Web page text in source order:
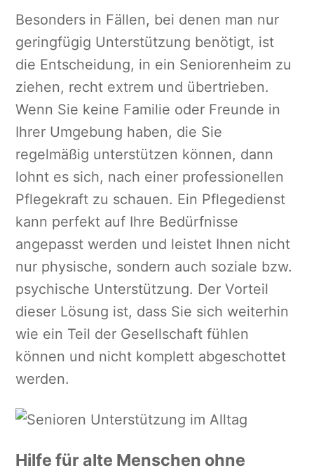
Besonders in Fällen, bei denen man nur
geringfügig Unterstützung benötigt, ist
die Entscheidung, in ein Seniorenheim zu
ziehen, recht extrem und übertrieben.
Wenn Sie keine Familie oder Freunde in
Ihrer Umgebung haben, die Sie
regelmäßig unterstützen können, dann
lohnt es sich, nach einer professionellen
Pflegekraft zu schauen. Ein Pflegedienst
kann perfekt auf Ihre Bedürfnisse
angepasst werden und leistet Ihnen nicht
nur physische, sondern auch soziale bzw.
psychische Unterstützung. Der Vorteil
dieser Lösung ist, dass Sie sich weiterhin
wie ein Teil der Gesellschaft fühlen
können und nicht komplett abgeschottet
werden.
Hilfe für alte Menschen ohne